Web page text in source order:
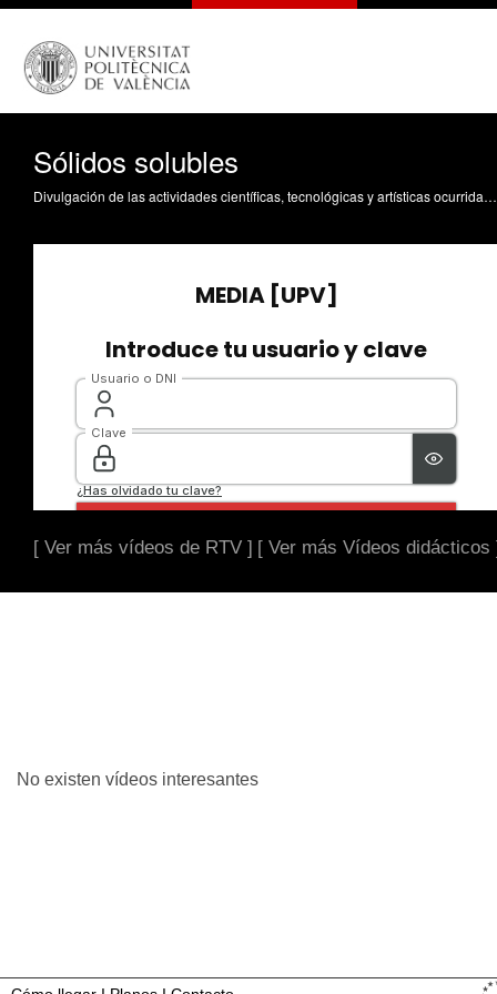
Sólidos solubles
Divulgación de las actividades científicas, tecnológicas y artísticas ocurridas en los tres campus de la UPV
[ Ver más vídeos de RTV ] [ Ver más Vídeos didácticos
No existen vídeos interesantes